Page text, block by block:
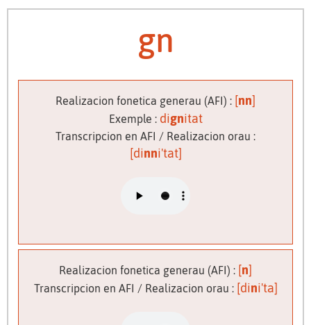
gn
Realizacion fonetica generau (AFI) : [nn]
Exemple : dignitat
Transcripcion en AFI / Realizacion orau :
[dinni'tat]
Realizacion fonetica generau (AFI) : [n]
Transcripcion en AFI / Realizacion orau : [dini'ta]